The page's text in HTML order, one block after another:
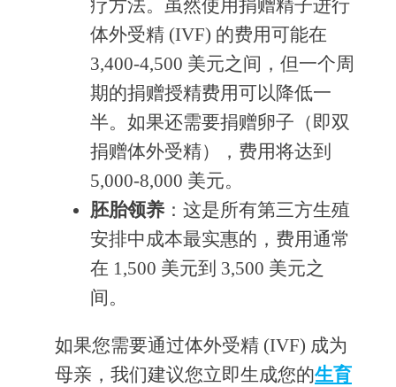
疗方法。虽然使用捐赠精子进行
体外受精 (IVF) 的费用可能在
3,400-4,500 美元之间，但一个周
期的捐赠授精费用可以降低一
半。如果还需要捐赠卵子（即双
捐赠体外受精），费用将达到
5,000-8,000 美元。
胚胎领养 ：这是所有第三方生殖
安排中成本最实惠的，费用通常
在 1,500 美元到 3,500 美元之
间。
如果您需要通过体外受精 (IVF) 成为
母亲，我们建议您立即生成您的生育